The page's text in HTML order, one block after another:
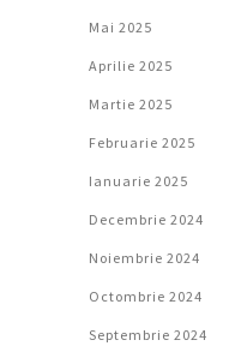
Mai 2025
Aprilie 2025
Martie 2025
Februarie 2025
Ianuarie 2025
Decembrie 2024
Noiembrie 2024
Octombrie 2024
Septembrie 2024